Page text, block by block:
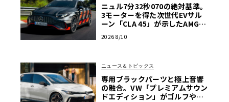
ニュル7分32秒070の絶対基準。
3モーターを得た次世代EVサル
ーン「CLA 45」が示したAMGの
2026 8/10
ニュース＆トピックス
専用ブラックパーツと極上音響
の融合。VW「プレミアムサウン
ドエディション」がゴルフやT